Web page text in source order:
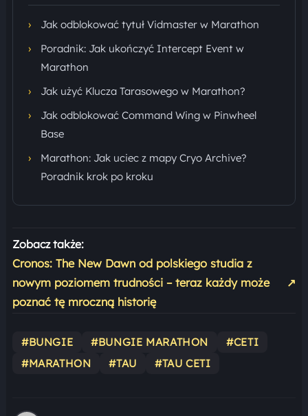
› Jak odblokować tytuł Vidmaster w Marathon
›
Poradnik: Jak ukończyć Intercept Event w
Marathon
› Jak użyć Klucza Tarasowego w Marathon?
›
Jak odblokować Command Wing w Pinwheel
Base
›
Marathon: Jak uciec z mapy Cryo Archive?
Poradnik krok po kroku
Zobacz także:
Cronos: The New Dawn od polskiego studia z
nowym poziomem trudności – teraz każdy może
poznać tę mroczną historię
↗
#BUNGIE #BUNGIE MARATHON
#CETI
#MARATHON
#TAU #TAU CETI